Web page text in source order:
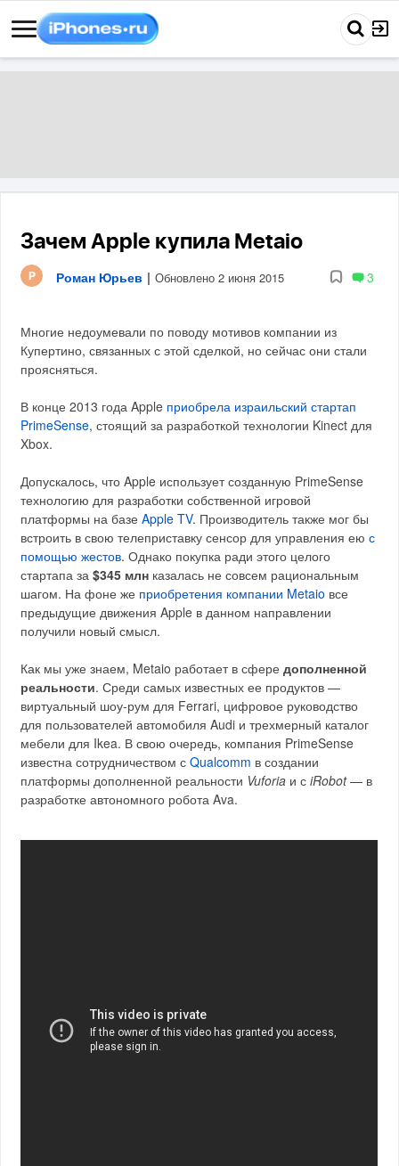
Зачем Apple купила Metaio
Роман Юрьев | Обновлено 2 июня 2015 3
Многие недоумевали по поводу мотивов компании из
Купертино, связанных с этой сделкой, но сейчас они стали
проясняться.
В конце 2013 года Apple приобрела израильский стартап
PrimeSense, стоящий за разработкой технологии Kinect для
Xbox.
Допускалось, что Apple использует созданную PrimeSense
технологию для разработки собственной игровой
платформы на базеApple TV. Производитель также мог бы
встроить в свою телеприставку сенсор для управления еюс
помощью жестов. Однако покупка ради этого целого
стартапа за$345 млн казалась не совсем рациональным
шагом. На фоне же приобретения компании Metaio все
предыдущие движения Apple в данном направлении
получили новый смысл.
Как мы уже знаем, Metaio работает в сфередополненной
реальности. Среди самых известных ее продуктов —
виртуальный шоу-рум для Ferrari, цифровое руководство
для пользователей автомобиля Audi и трехмерный каталог
мебели для Ikea. В свою очередь, компания PrimeSense
известна сотрудничеством сQualcomm в создании
платформы дополненной реальности Vuforia и сiRobot— в
разработке автономного робота Ava.